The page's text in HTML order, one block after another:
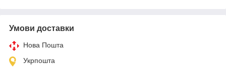
Умови доставки
Нова Пошта
Укрпошта